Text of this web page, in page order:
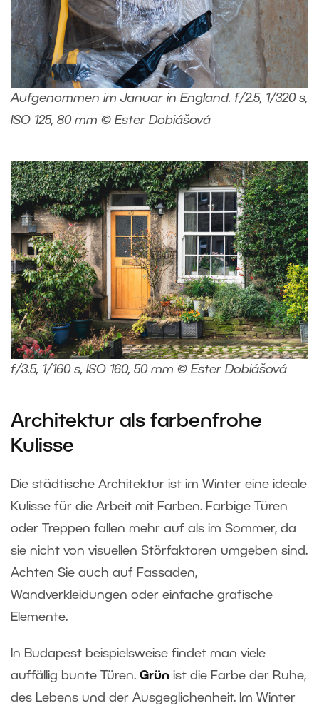
Aufgenommen im Januar in England. f/2.5, 1/320 s,
ISO 125, 80 mm © Ester Dobiášová
f/3.5, 1/160 s, ISO 160, 50 mm © Ester Dobiášová
Architektur als farbenfrohe
Kulisse
Die städtische Architektur ist im Winter eine ideale
Kulisse für die Arbeit mit Farben. Farbige Türen
oder Treppen fallen mehr auf als im Sommer, da
sie nicht von visuellen Störfaktoren umgeben sind.
Achten Sie auch auf Fassaden,
Wandverkleidungen oder einfache grafische
Elemente.
In Budapest beispielsweise findet man viele
auffällig bunte Türen. Grün ist die Farbe der Ruhe,
des Lebens und der Ausgeglichenheit. Im Winter